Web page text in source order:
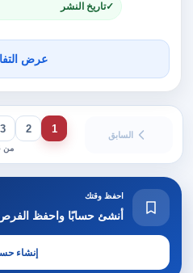
تاريخ النشر
عرض
السابق 1
2
3
من 15
احفظ وقتك
أنشئ حسابًا واحفظ
إنشاء